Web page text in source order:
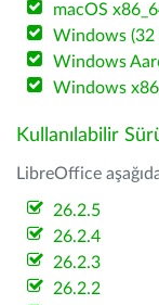
macOS
Windows (32
Windows
Windows
Kullanılabilir
LibreOffice
26.2.5
26.2.4
26.2.3
26.2.2